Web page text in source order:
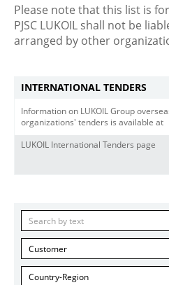
Please note that this list is
PJSC LUKOIL shall not be
arranged by other
INTERNATIONAL TENDERS
Information on LUKOIL Group
organizations' tenders is available at
LUKOIL International Tenders page
Customer
Country-Region